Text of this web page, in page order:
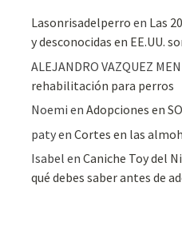
Lasonrisadelperro en Las
y desconocidas en EE.UU.
ALEJANDRO VAZQUEZ
rehabilitación para perros
Noemi enAdopciones en
patyenCortes en las
Isabel enCaniche Toy del
qué debes saber antes de